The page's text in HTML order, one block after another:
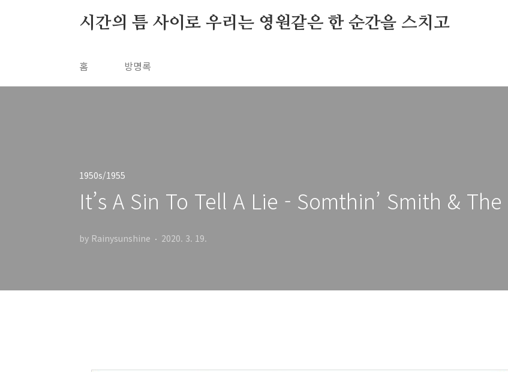
시간의 틈 사이로 우리는 영원같은 한 순간을 스치고
홈 방명록
1950s/1955
It’s A Sin To Tell A Lie - Somthin’ Smith &
by Rainysunshine 2020. 3. 19.